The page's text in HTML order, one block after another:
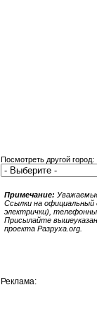
Посмотреть другой город:
Примечание:
Ссылки на официальный
электрички),
Присылайте
проекта Разруха.org.
Реклама: